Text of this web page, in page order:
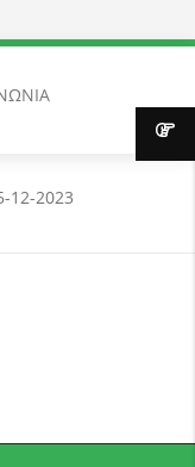
12-2023